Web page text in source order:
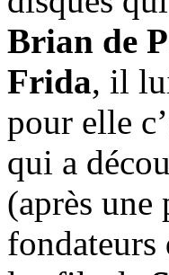
Brian de
Frida, il
pour elle
qui a
(après